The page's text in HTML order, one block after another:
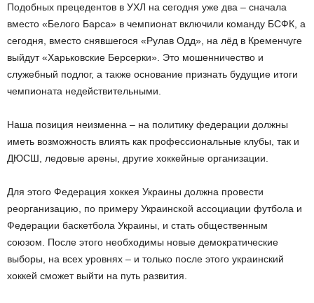
Подобных прецедентов в УХЛ на сегодня уже два – сначала
вместо «Белого Барса» в чемпионат включили команду БСФК, а
сегодня, вместо снявшегося «Рулав Одд», на лёд в Кременчуге
выйдут «Харьковские Берсерки». Это мошенничество и
служебный подлог, а также основание признать будущие итоги
чемпионата недействительными.
Наша позиция неизменна – на политику федерации должны
иметь возможность влиять как профессиональные клубы, так и
ДЮСШ, ледовые арены, другие хоккейные организации.
Для этого Федерация хоккея Украины должна провести
реорганизацию, по примеру Украинской ассоциации футбола и
Федерации баскетбола Украины, и стать общественным
союзом. После этого необходимы новые демократические
выборы, на всех уровнях – и только после этого украинский
хоккей сможет выйти на путь развития.